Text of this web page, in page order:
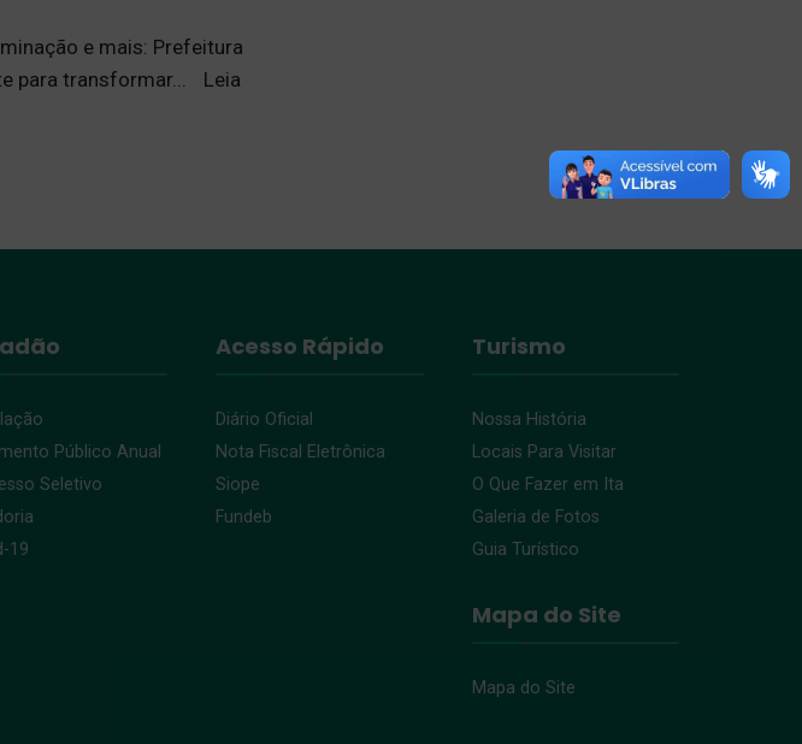
e mais: Prefeitura
para transformar...
Leia
Público Anual
Seletivo
19
Acesso Rápido
Diário Oficial
Nota Fiscal Eletrônica
Siope
Fundeb
Turismo
Nossa História
Locais Para Visitar
O Que Fazer em Ita
Galeria de Fotos
Guia Turístico
Mapa do Site
Mapa do Site